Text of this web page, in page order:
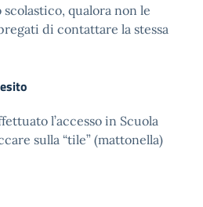
qualora non le
di contattare la stessa
l’accesso in Scuola
sulla “tile” (mattonella)